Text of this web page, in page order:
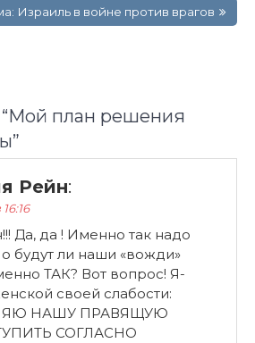
Израиль в войне против врагов
Мой план решения
”
Рейн:
Да, да ! Именно так надо
будут ли наши «вожди»
ТАК? Вот вопрос! Я-
своей слабости:
НАШУ ПРАВЯЩУЮ
СОГЛАСНО